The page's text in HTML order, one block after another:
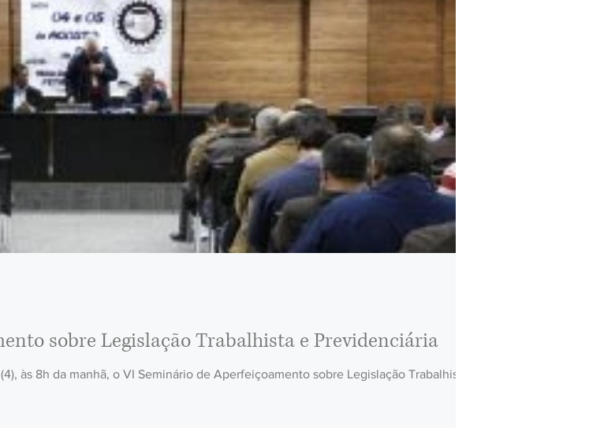
sobre Legislação Trabalhista e Previdenciária
às 8h da manhã, o VI Seminário de Aperfeiçoamento sobre Legislação Trabalhista e...